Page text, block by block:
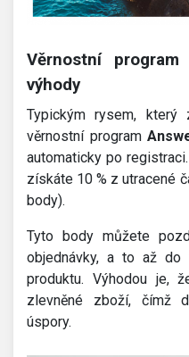
Věrnostní
výhody
Typickým rysem, který
věrnostní program
automaticky po
získáte 10 % z utracené
body).
Tyto body můžete
objednávky, a to až
produktu. Výhodou je,
zlevněné zboží, čímž
úspory.